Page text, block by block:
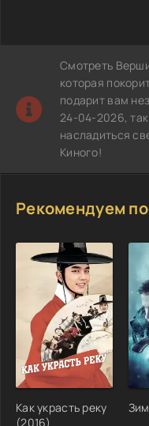
Смотреть
которая
подарит вам
24-04-2026,
насладиться
Киного!
Рекомендуем
Как украсть реку
(2016)